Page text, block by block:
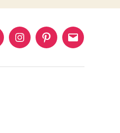
Murat
Instagram
PinterestMurat
Mail